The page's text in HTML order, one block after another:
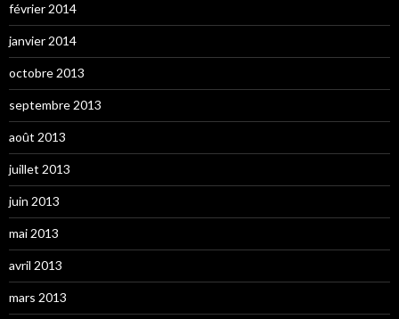
février 2014
janvier 2014
octobre 2013
septembre 2013
août 2013
juillet 2013
juin 2013
mai 2013
avril 2013
mars 2013